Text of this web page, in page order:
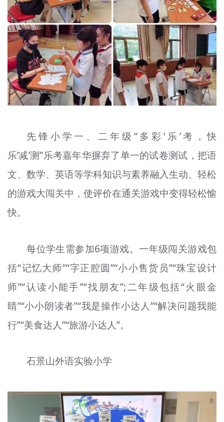
先锋小学一、二年级“多彩‘乐’考，快
乐‘减’测”乐考嘉年华摒弃了单一的试卷测试，把语
文、数学、英语等学科知识与素养融入生动、轻松
的游戏大闯关中，使评价在通关游戏中变得轻松愉
快。
每位学生需参加6项游戏。一年级闯关游戏包
括“记忆大师”“字正腔圆”“小小售货员”“珠宝设计
师”“认读小能手”“找朋友”;二年级包括“火眼金
睛”“小小朗读者”“我是操作小达人”“解决问题我能
行”“美食达人”“旅游小达人”。
石景山外语实验小学